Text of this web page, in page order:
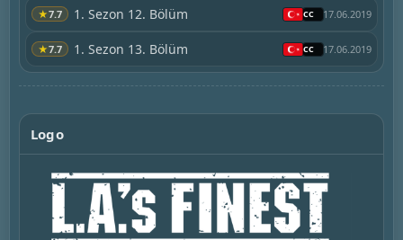
★7.7 1. Sezon 12. Bölüm 17.06.2019
★7.7 1. Sezon 13. Bölüm 17.06.2019
Logo